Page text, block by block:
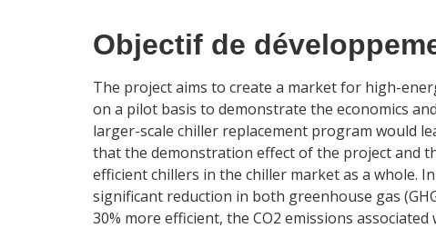
Objectif de
The project aims to create a market for high-
on a pilot basis to demonstrate the economics
larger-scale chiller replacement program would
that the demonstration effect of the project and
efficient chillers in the chiller market as a whole.
significant reduction in both greenhouse gas
30% more efficient, the CO2 emissions